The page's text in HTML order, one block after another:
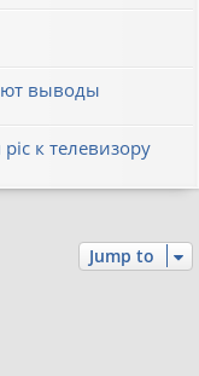
выводы
к телевизору
Jump to